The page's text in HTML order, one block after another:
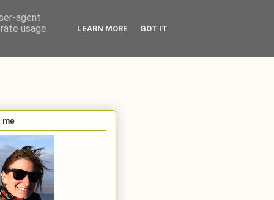
me
agent
usage
LEARN MORE GOT IT